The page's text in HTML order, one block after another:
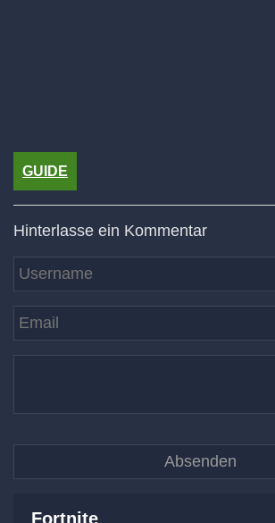
GUIDE
Hinterlasse ein Kommentar
Fortnite